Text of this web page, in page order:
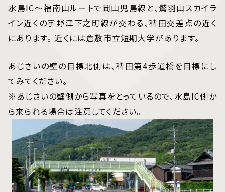
水島IC～福南山ルートで岡山児島線と、鷲羽山スカイラ
イン近くの宇野津下之町線が交わる、稗田交差点の近く
にあります。 近くには倉敷市立短期大学があります。
あじさいの壁の目標北側は、稗田第4歩道橋を目標にし
てみてください。
※あじさいの壁側から写真をとっているので、水島IC側か
ら来られる場合は注意してください。